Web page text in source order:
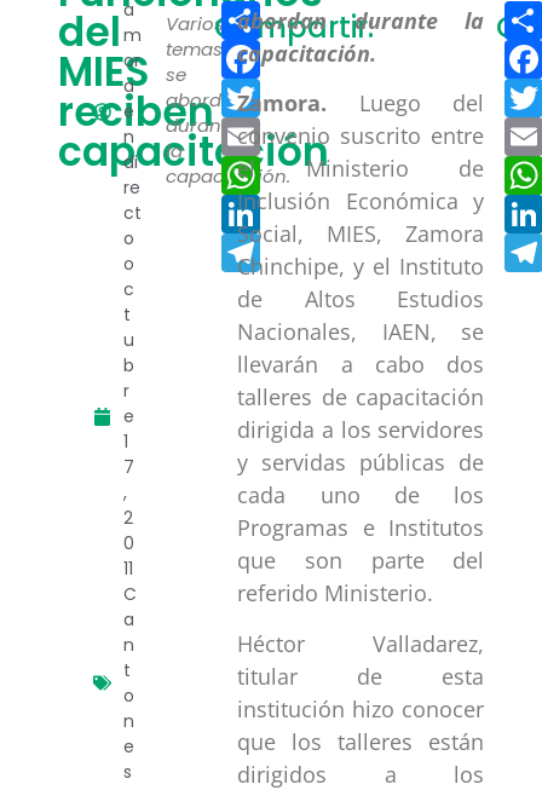
del
MIES
reciben
capacitación
a
m
or
a
e
n
di
re
ct
o
o
c
t
u
b
r
e
1
7
,
2
0
11
C
a
n
t
o
n
e
s
Varios
temas
se
abordan
durante
la
capacitación.
Compartir:
Compartir
Facebook
Email
WhatsApp
LinkedIn
Telegram
Zamora. Luego del
convenio suscrito entre
el Ministerio de
Inclusión Económica y
Social, MIES, Zamora
Chinchipe, y el Instituto
de Altos Estudios
Nacionales, IAEN, se
llevarán a cabo dos
talleres de capacitación
dirigida a los servidores
y servidas públicas de
cada uno de los
Programas e Institutos
que son parte del
referido Ministerio.
Héctor Valladarez,
titular de esta
institución hizo conocer
que los talleres están
dirigidos a los